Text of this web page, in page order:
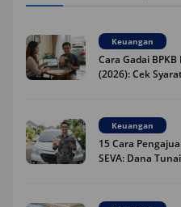
Keuangan
Cara Gadai
(2026): Cek
Keuangan
15 Cara
SEVA: Dana